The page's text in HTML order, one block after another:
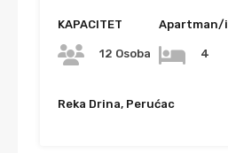
KAPACITET
12 Osoba
Apartman/i
4
Reka Drina, Perućac